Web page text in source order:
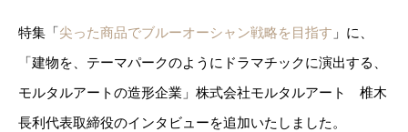
特集「尖った商品でブルーオーシャン戦略を目指す 」に、
「建物を、テーマパークのようにドラマチックに演出する、
モルタルアートの造形企業」株式会社モルタルアート 椎木
長利代表取締役のインタビューを追加いたしました。